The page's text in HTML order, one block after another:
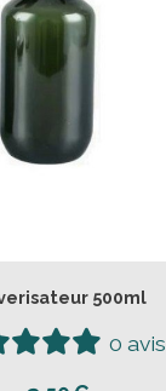
500ml
0 avis